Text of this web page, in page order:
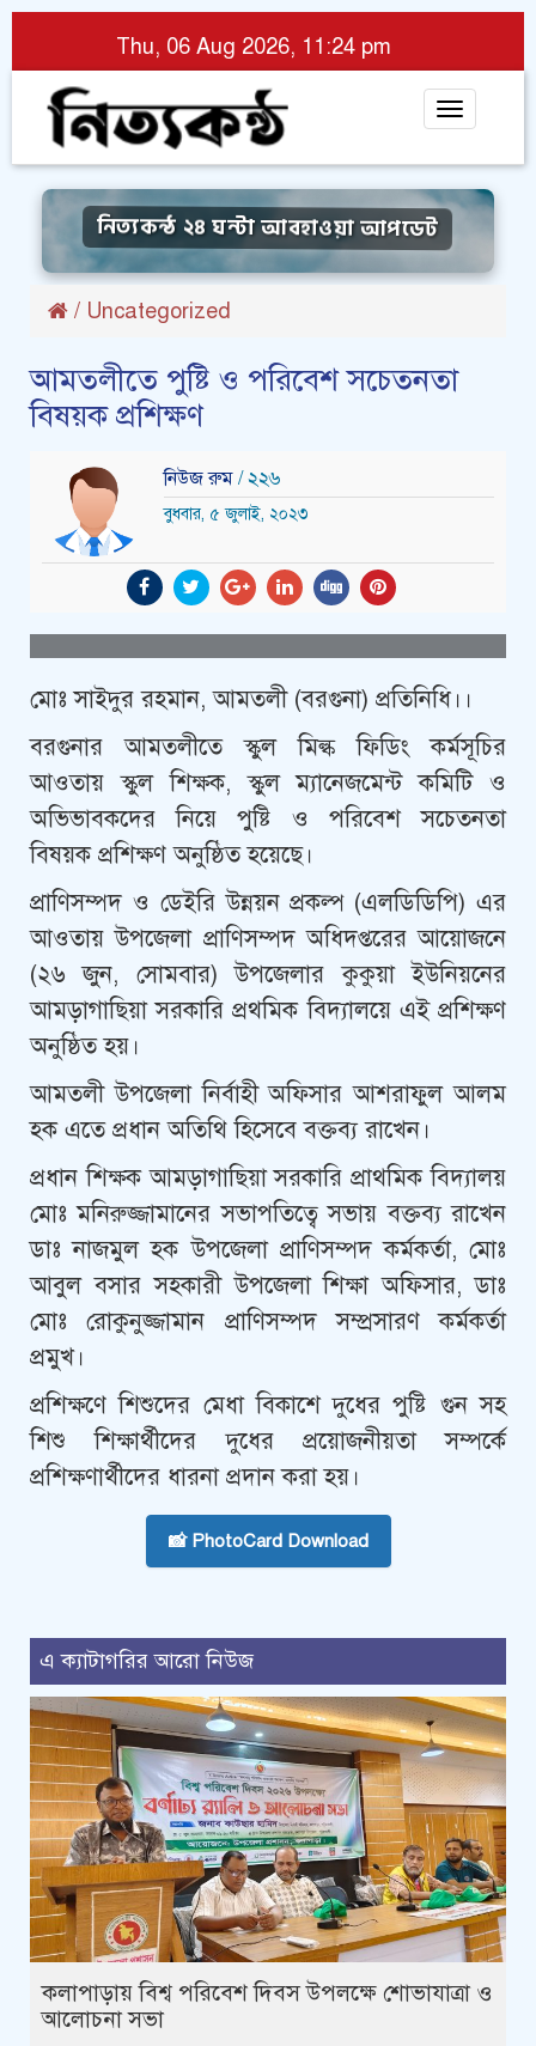
Thu, 06 Aug 2026, 11:24 pm
Toggle
নিত্যকন্ঠ ২৪ ঘন্টা আবহাওয়া আপডেট
/ Uncategorized
আমতলীতে পুষ্টি ও পরিবেশ সচেতনতা
বিষয়ক প্রশিক্ষণ
নিউজ রুম / ২২৬
বুধবার, ৫ জুলাই, ২০২৩
মোঃ সাইদুর রহমান, আমতলী (বরগুনা) প্রতিনিধি।।
বরগুনার আমতলীতে স্কুল মিল্ক ফিডিং কর্মসূচির
আওতায় স্কুল শিক্ষক, স্কুল ম্যানেজমেন্ট কমিটি ও
অভিভাবকদের নিয়ে পুষ্টি ও পরিবেশ সচেতনতা
বিষয়ক প্রশিক্ষণ অনুষ্ঠিত হয়েছে।
প্রাণিসম্পদ ও ডেইরি উন্নয়ন প্রকল্প (এলডিডিপি) এর
আওতায় উপজেলা প্রাণিসম্পদ অধিদপ্তরের আয়োজনে
(২৬ জুন, সোমবার) উপজেলার কুকুয়া ইউনিয়নের
আমড়াগাছিয়া সরকারি প্রথমিক বিদ্যালয়ে এই প্রশিক্ষণ
অনুষ্ঠিত হয়।
আমতলী উপজেলা নির্বাহী অফিসার আশরাফুল আলম
হক এতে প্রধান অতিথি হিসেবে বক্তব্য রাখেন।
প্রধান শিক্ষক আমড়াগাছিয়া সরকারি প্রাথমিক বিদ্যালয়
মোঃ মনিরুজ্জামানের সভাপতিত্বে সভায় বক্তব্য রাখেন
ডাঃ নাজমুল হক উপজেলা প্রাণিসম্পদ কর্মকর্তা, মোঃ
আবুল বসার সহকারী উপজেলা শিক্ষা অফিসার, ডাঃ
মোঃ রোকুনুজ্জামান প্রাণিসম্পদ সম্প্রসারণ কর্মকর্তা
প্রমুখ।
প্রশিক্ষণে শিশুদের মেধা বিকাশে দুধের পুষ্টি গুন সহ
শিশু শিক্ষার্থীদের দুধের প্রয়োজনীয়তা সম্পর্কে
প্রশিক্ষণার্থীদের ধারনা প্রদান করা হয়।
📸 PhotoCard Download
এ ক্যাটাগরির আরো নিউজ
কলাপাড়ায় বিশ্ব পরিবেশ দিবস উপলক্ষে শোভাযাত্রা ও
আলোচনা সভা